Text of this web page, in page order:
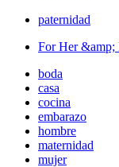
paternidad
For Her &amp;
boda
casa
cocina
embarazo
hombre
maternidad
mujer